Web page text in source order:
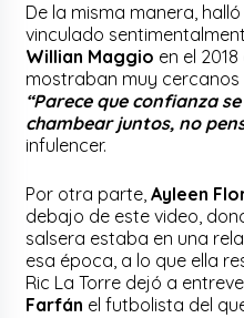
De la misma manera,
vinculado
Willian Maggio en el
mostraban muy cercanos
“Parece que confianza
chambear juntos, no
infulencer.
Por otra parte,Ayleen
debajo de este video,
salsera estaba en una
esa época, a lo que ella
Ric La Torre dejó a
Farfán el futbolista del